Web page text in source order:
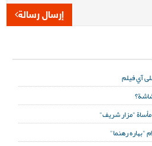
إرسال رسالة
آي فيلم
"مزار شريف"
"بهاره رهنما"